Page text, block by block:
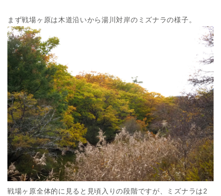
まず戦場ヶ原は木道沿いから湯川対岸のミズナラの様子。
戦場ヶ原全体的に見ると見頃入りの段階ですが、ミズナラは2